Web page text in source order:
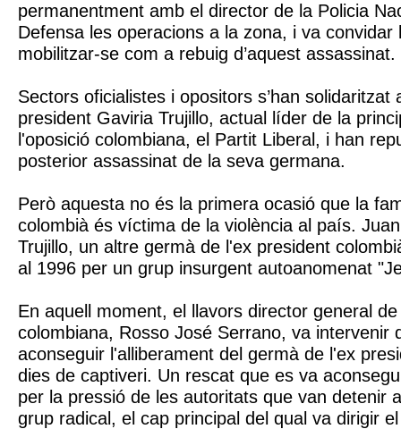
permanentment amb el director de la Policia
Defensa les operacions a la zona, i va convidar
mobilitzar-se com a rebuig d’aquest assassinat.
Sectors oficialistes i opositors s’han
president Gaviria Trujillo, actual líder de la
l'oposició colombiana, el Partit Liberal, i han
posterior assassinat de la seva germana.
Però aquesta no és la primera ocasió que la
colombià és víctima de la violència al país.
Trujillo, un altre germà de l'ex president
al 1996 per un grup insurgent autoanomenat
En aquell moment, el llavors director general
colombiana, Rosso José Serrano, va intervenir
aconseguir l'alliberament del germà de l'ex
dies de captiveri. Un rescat que es va
per la pressió de les autoritats que van detenir
grup radical, el cap principal del qual va dirigir